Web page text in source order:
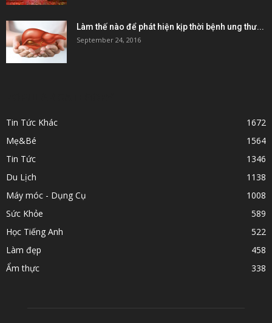
Làm thế nào để phát hiện kịp thời bệnh ung thư...
September 24, 2016
Tin Tức Khác
1672
Mẹ&Bé
1564
Tin Tức
1346
Du Lịch
1138
Máy móc - Dụng Cụ
1008
Sức Khỏe
589
Học Tiếng Anh
522
Làm đẹp
458
Ẩm thực
338